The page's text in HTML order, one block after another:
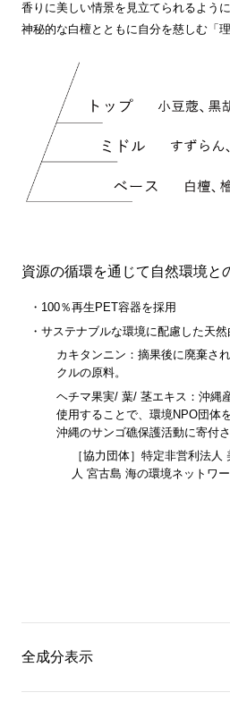
香りに美しい情景を見立てられるように
神秘的な白檀とともに自分を慈しむ「理
資源の循環を通じて自然環境と
100％再生PET容器を採用
サステナブルな環境に配慮した天
カキタンニン：摘果後に廃棄さ
クルの原料。
ヘチマ果実/ 葉/ 茎エキス：沖縄
使用することで、環境NPO団体
沖縄のサンゴ礁保護活動に寄付さ
［協力団体］特定非営利法
人 宮古島 海の環境ネットワ
全成分表示